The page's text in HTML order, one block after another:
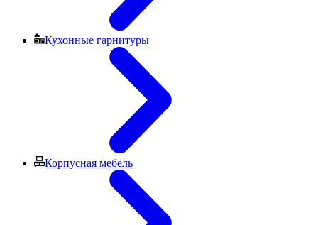
Кухонные гарнитуры
Корпусная мебель